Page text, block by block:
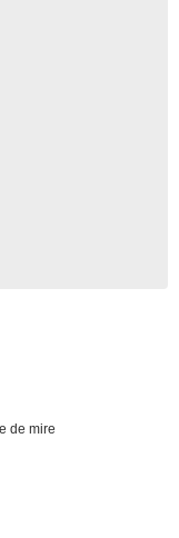
de mire